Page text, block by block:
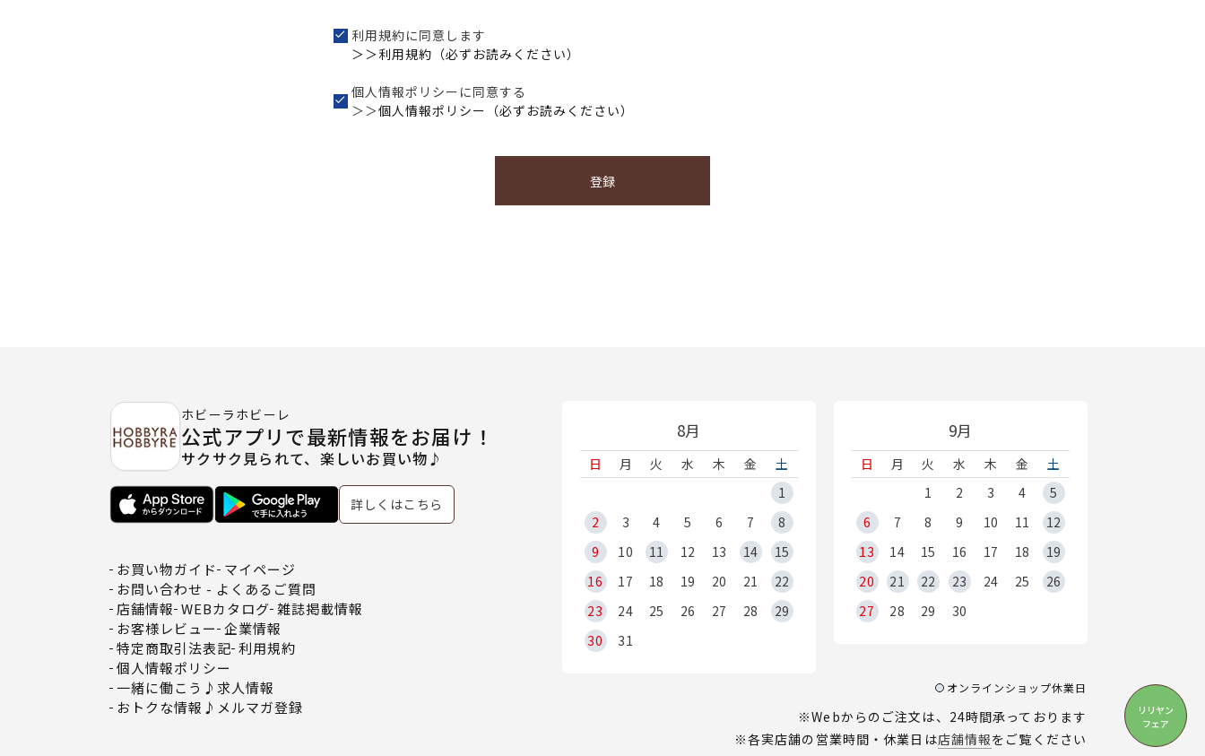
リリヤン
フェア
利用規約に同意します
＞＞利用規約（必ずお読みください）
個人情報ポリシーに同意する
＞＞個人情報ポリシー（必ずお読みください）
登録
8月
日 月 火 水 木 金
土
1
2
3 4 5 6 7
8
9
10 11 12 13 14
15
16
17 18 19 20 21
22
23
24 25 26 27 28
29
30
31
9月
日 月 火 水 木 金
土
1
2 3 4
5
6
7 8 9 10 11
12
13
14 15 16 17 18
19
20
21 22 23 24 25
26
27
28 29 30
オンラインショップ休業日
※Webからのご注文は、24時間承っております
※各実店舗の営業時間・休業日は店舗情報をご覧ください
ホビーラホビーレ
公式アプリで最新情報をお届け！
サクサク見られて、楽しいお買い物♪
詳しくはこちら
お買い物ガイド マイページ
お問い合わせ - よくあるご質問
店舗情報 WEBカタログ 雑誌掲載情報
お客様レビュー 企業情報
特定商取引法表記 利用規約
個人情報ポリシー
一緒に働こう♪求人情報
おトクな情報♪メルマガ登録